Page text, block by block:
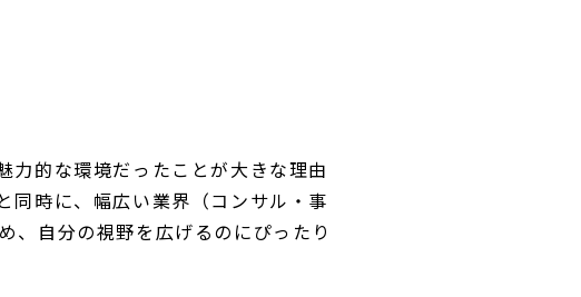
力的な環境だったことが大きな理由
同時に、幅広い業界（コンサル・事
、自分の視野を広げるのにぴったり